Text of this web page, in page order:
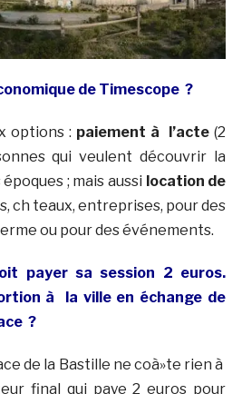
de Timescope ?
options : paiement à l’acte (2
qui veulent découvrir la
; mais aussi location de
ch teaux, entreprises, pour des
ou pour des événements.
payer sa session 2 euros.
à la ville en échange de
?
de la Bastille ne coà»te rien à
final qui paye 2 euros pour